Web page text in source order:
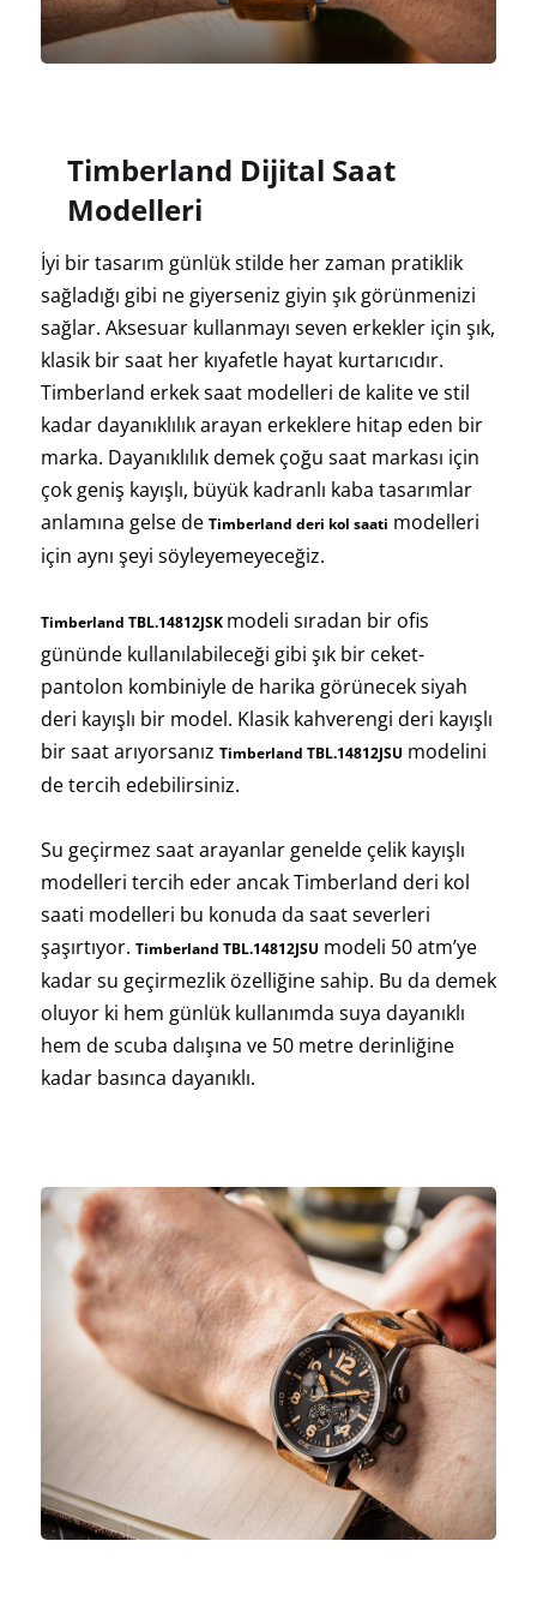
Timberland Dijital Saat
Modelleri
İyi bir tasarım günlük stilde her zaman pratiklik
sağladığı gibi ne giyerseniz giyin şık görünmenizi
sağlar. Aksesuar kullanmayı seven erkekler için şık,
klasik bir saat her kıyafetle hayat kurtarıcıdır.
Timberland erkek saat modelleri de kalite ve stil
kadar dayanıklılık arayan erkeklere hitap eden bir
marka. Dayanıklılık demek çoğu saat markası için
çok geniş kayışlı, büyük kadranlı kaba tasarımlar
anlamına gelse de Timberland deri kol saati modelleri
için aynı şeyi söyleyemeyeceğiz.
Timberland TBL.14812JSK modeli sıradan bir ofis
gününde kullanılabileceği gibi şık bir ceket-
pantolon kombiniyle de harika görünecek siyah
deri kayışlı bir model. Klasik kahverengi deri kayışlı
bir saat arıyorsanız Timberland TBL.14812JSU modelini
de tercih edebilirsiniz.
Su geçirmez saat arayanlar genelde çelik kayışlı
modelleri tercih eder ancak Timberland deri kol
saati modelleri bu konuda da saat severleri
şaşırtıyor. Timberland TBL.14812JSU modeli 50 atm’ye
kadar su geçirmezlik özelliğine sahip. Bu da demek
oluyor ki hem günlük kullanımda suya dayanıklı
hem de scuba dalışına ve 50 metre derinliğine
kadar basınca dayanıklı.